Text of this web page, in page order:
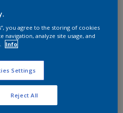
à la liste d’achats
un magasin
you agree to the storing of cookies
navigation, analyze site usage, and
Info
Settings
Reject All